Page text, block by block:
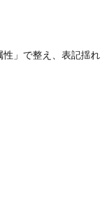
」で整え、表記揺れ